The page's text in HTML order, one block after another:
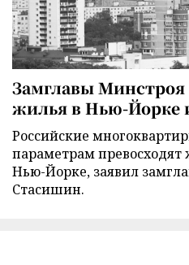
Замглавы Минстроя
жилья в Нью-Йорке
Российские
параметрам превосходят
Нью-Йорке, заявил
Стасишин.